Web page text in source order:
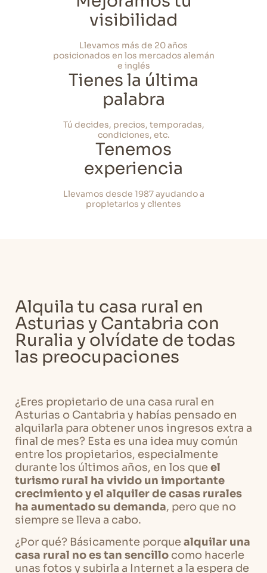
visibilidad
Llevamos más de 20 años
posicionados en los mercados alemán
e inglés
Tienes la última
palabra
Tú decides, precios, temporadas,
condiciones, etc.
Tenemos
experiencia
Llevamos desde 1987 ayudando a
propietarios y clientes
Alquila tu casa rural en
Asturias y Cantabria con
Ruralia y olvídate de todas
las preocupaciones
¿Eres propietario de una casa rural en
Asturias o Cantabria y habías pensado en
alquilarla para obtener unos ingresos extra a
final de mes? Esta es una idea muy común
entre los propietarios, especialmente
durante los últimos años, en los queel
turismo rural ha vivido un importante
crecimiento y el alquiler de casas rurales
ha aumentado su demanda, pero que no
siempre se lleva a cabo.
¿Por qué? Básicamente porquealquilar una
casa rural no es tan sencillo como hacerle
unas fotos y subirla a Internet a la espera de